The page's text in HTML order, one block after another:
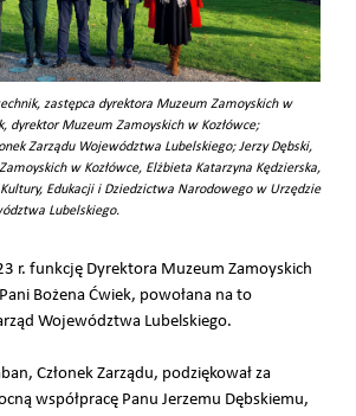
zastępca dyrektora Muzeum Zamoyskich w
dyrektor Muzeum Zamoyskich w Kozłówce;
Zarządu Województwa Lubelskiego; Jerzy Dębski,
w Kozłówce, Elżbieta Katarzyna Kędzierska,
Edukacji i Dziedzictwa Narodowego w Urzędzie
Lubelskiego.
r. funkcję Dyrektora Muzeum Zamoyskich
Bożena Ćwiek, powołana na to
Województwa Lubelskiego.
Członek Zarządu, podziękował za
współpracę Panu Jerzemu Dębskiemu,